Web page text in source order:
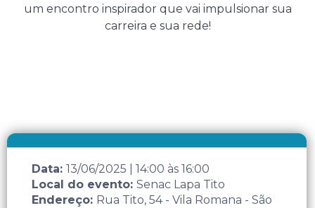
um encontro inspirador que vai impulsionar sua
carreira e sua rede!
Data: 13/06/2025 14:00 às 16:00
Local do evento: Senac Lapa Tito
Endereço: Rua Tito, 54 - Vila Romana - São